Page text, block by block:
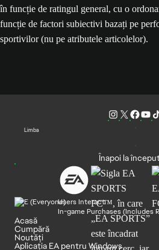
în funcție de ratingul general, cu o
funcție de factori subiectivi bazați pe
sportivilor (nu pe atributele articolelor).
Limba
Înapoi la
Users Interact
In-game Purchases (Includes
Acasă
Cumpără
Noutăți
Aplicația EA pentru Windows